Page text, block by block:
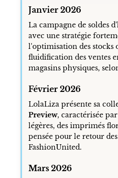
Janvier 2026
La campagne de soldes
avec une stratégie
l'optimisation des stocks
fluidification des ventes
magasins physiques,
Février 2026
LolaLiza présente sa
Preview, caractérisée
légères, des imprimés
pensée pour le retour
FashionUnited.
Mars 2026